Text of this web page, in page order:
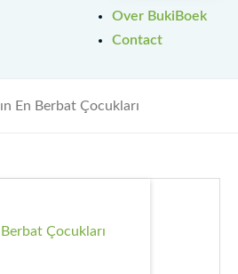
Over BukiBoek
Contact
En Berbat Çocukları